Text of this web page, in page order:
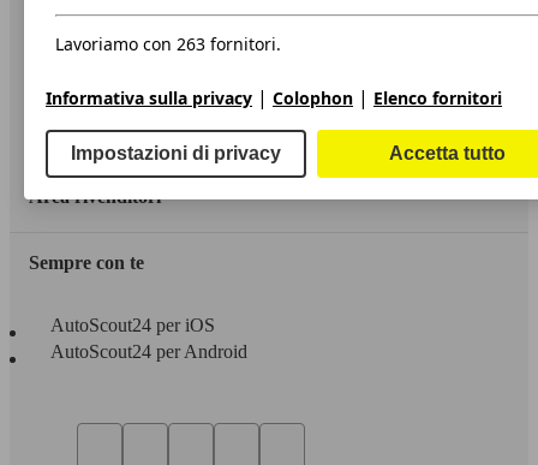
Dichiarazione di Accessibilità
Servizi
Area rivenditori
Sempre con te
AutoScout24 per iOS
AutoScout24 per Android
Lavoriamo con 263 fornitori.
Informativa sulla privacy | Colophon | Elenco fornitori
Impostazioni di privacy Accetta tutto